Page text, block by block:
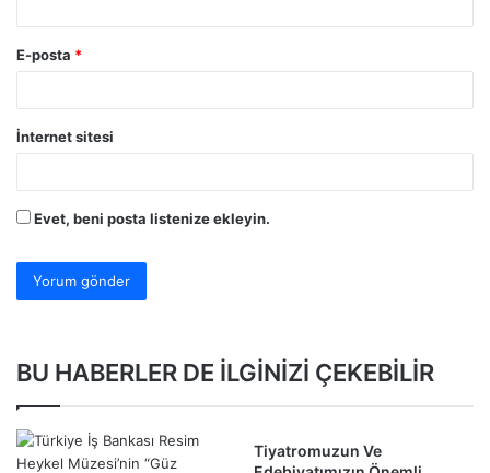
E-posta *
İnternet sitesi
Evet, beni posta listenize ekleyin.
BU HABERLER DE İLGİNİZİ ÇEKEBİLİR
Tiyatromuzun Ve